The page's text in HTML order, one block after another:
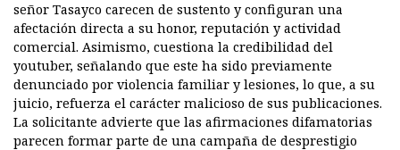
señor Tasayco carecen de sustento y configuran una
afectación directa a su honor, reputación y actividad
comercial. Asimismo, cuestiona la credibilidad del
youtuber, señalando que este ha sido previamente
denunciado por violencia familiar y lesiones, lo que, a su
juicio, refuerza el carácter malicioso de sus publicaciones.
La solicitante advierte que las afirmaciones difamatorias
parecen formar parte de una campaña de desprestigio